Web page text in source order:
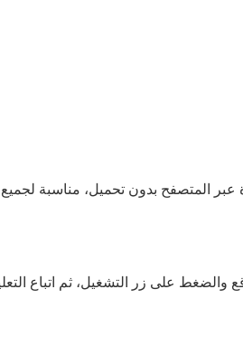
المتصفح بدون تحميل، مناسبة لجميع
على زر التشغيل، ثم اتباع